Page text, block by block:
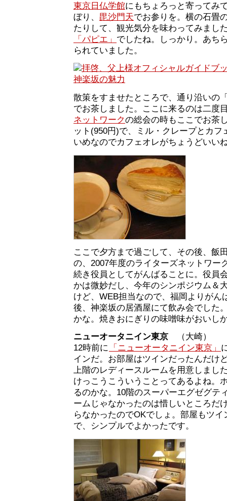
東京日仏学館にもちょろっと寄ってみ
ぼり、 毘沙門天でお参りを。横の石畳
たりして、観光気分を味わってみまし
「パピエ」 でしたね。しっかり。あち
られていました。
散策をすませたところで、通り沿いの
でお茶しました。ここに来るのは二度
ネットワークの総会の時もここでお茶
ット(950円)で、ミル・クレープとカフ
いめなのでカフェオレがちょうどいい
ここで夕方まで過ごして、その後、飯
の、2007年度のライターズネットワー
続き役員としてがんばることに。役員
かは微妙だし、今年のシンポジウム＆
けど、WEB担当なので、福岡よりがん
後、神楽坂の居酒屋にて飲み会でした
かな。焼きおにぎりの味噌味がおいし
ニューオータニイン東京 （大崎）
12時前に
「ニューオータニイン東京」
インだ。お部屋はツインだったんだけ
上階のレディースルームを用意しまし
けっこうこういうことってあるよね。
るのかな。10階のスーパーエグゼグテ
ームじゃなかったのは惜しいところだ
らなかったのでOKでしょ。部屋もツ
で、シンプルでよかったです。